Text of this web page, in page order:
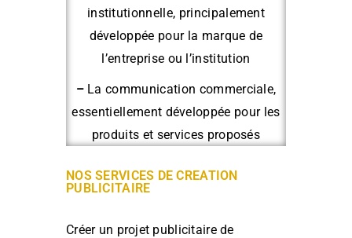
institutionnelle, principalement
développée pour la marque de
l’entreprise ou l’institution
– La communication commerciale,
essentiellement développée pour les
produits et services proposés
NOS SERVICES DE CREATION
PUBLICITAIRE
Créer un projet publicitaire de